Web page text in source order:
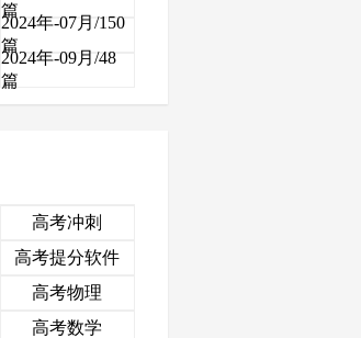
篇
2024年-07月/150
篇
2024年-09月/48
篇
高考冲刺
高考提分软件
高考物理
高考数学